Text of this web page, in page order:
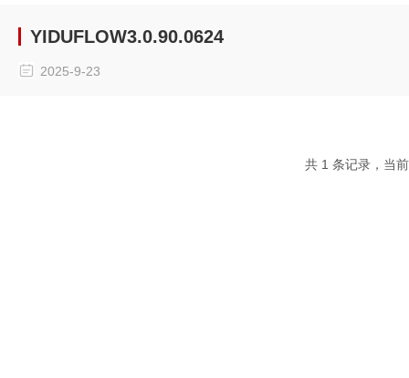
YIDUFLOW3.0.90.0624
2025-9-23
共 1 条记录，当